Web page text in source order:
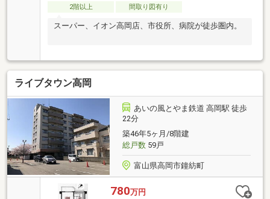
2階以上
間取り図有り
スーパー、イオン高岡店、市役所、病院が徒歩圏内。
ライブタウン高岡
あいの風とやま鉄道 高岡駅 徒歩
22分
築46年5ヶ月/8階建
総戸数59戸
富山県高岡市鐘紡町
780万円